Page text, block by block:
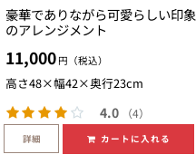
豪華でありながら可愛らしい印象
のアレンジメント
11,000 円（税込）
高さ48×幅42×奥行23cm
4.0 （4）
詳細 カートに入れる